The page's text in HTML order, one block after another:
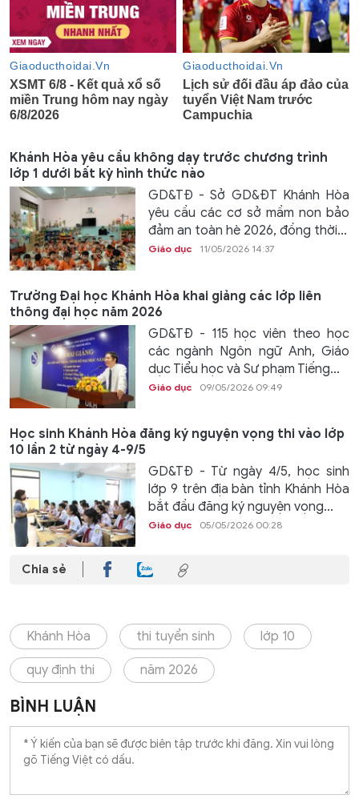
Khánh Hòa yêu cầu không dạy trước chương trình
lớp 1 dưới bất kỳ hình thức nào
GD&TĐ - Sở GD&ĐT Khánh Hòa
yêu cầu các cơ sở mầm non bảo
đảm an toàn hè 2026, đồng thời...
Giáo dục 11/05/2026 14:37
Trường Đại học Khánh Hòa khai giảng các lớp liên
thông đại học năm 2026
GD&TĐ - 115 học viên theo học
các ngành Ngôn ngữ Anh, Giáo
dục Tiểu học và Sư phạm Tiếng...
Giáo dục 09/05/2026 09:49
Học sinh Khánh Hòa đăng ký nguyện vọng thi vào lớp
10 lần 2 từ ngày 4-9/5
GD&TĐ - Từ ngày 4/5, học sinh
lớp 9 trên địa bàn tỉnh Khánh Hòa
bắt đầu đăng ký nguyện vọng...
Giáo dục 05/05/2026 00:28
Chia sẻ
Khánh Hòa thi tuyển sinh lớp 10
quy định thi năm 2026
BÌNH LUẬN